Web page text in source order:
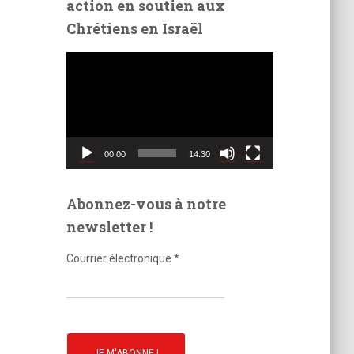
é
o
action en soutien aux
Chrétiens en Israël
é
o
00:00 14:30
Abonnez-vous à notre
newsletter !
Courrier électronique *